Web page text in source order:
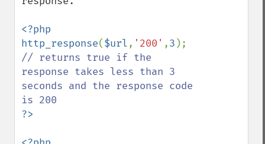
<?php
http_response($url, '200' ,3
// returns true if the
response takes less than 3
seconds and the response code